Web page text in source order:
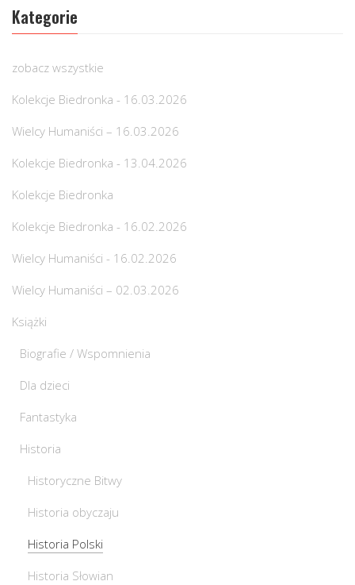
Kategorie
zobacz wszystkie
Kolekcje Biedronka - 16.03.2026
Wielcy Humaniści – 16.03.2026
Kolekcje Biedronka - 13.04.2026
Kolekcje Biedronka
Kolekcje Biedronka - 16.02.2026
Wielcy Humaniści - 16.02.2026
Wielcy Humaniści – 02.03.2026
Książki
Biografie / Wspomnienia
Dla dzieci
Fantastyka
Historia
Historyczne Bitwy
Historia obyczaju
Historia Polski
Historia Słowian